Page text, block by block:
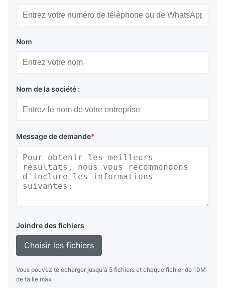
Nom
Nom de la société :
Message de demande*
Joindre des fichiers
Choisir les fichiers
Vous pouvez télécharger jusqu'à 5 fichiers et chaque fichier de 10M
de taille max.